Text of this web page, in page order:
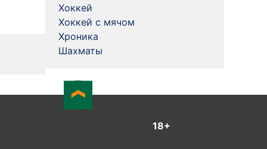
Хоккей
Хоккей с мячом
Хроника
Шахматы
18+